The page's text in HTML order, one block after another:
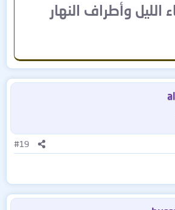
الليل وأطراف النهار​
#19